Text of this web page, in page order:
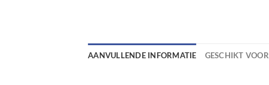
AANVULLENDE INFORMATIE GESCHIKT VOOR